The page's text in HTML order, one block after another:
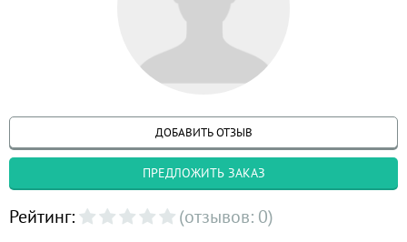
ДОБАВИТЬ ОТЗЫВ
ПРЕДЛОЖИТЬ ЗАКАЗ
Рейтинг: (отзывов: 0)